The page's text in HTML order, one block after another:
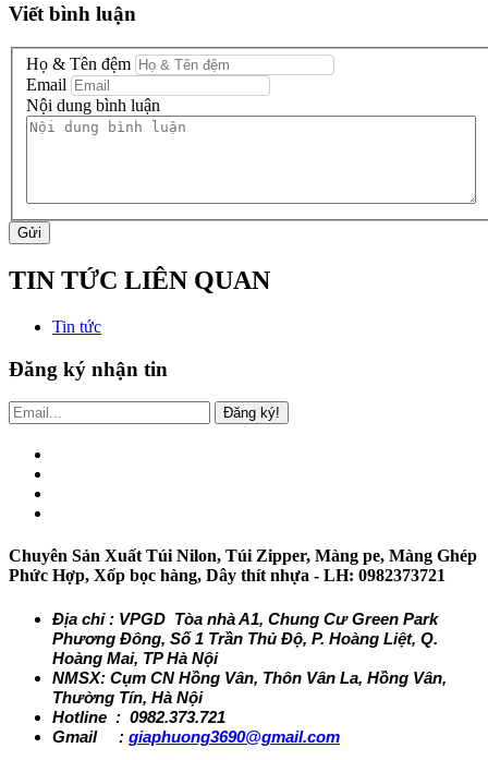
Viết bình luận
Họ & Tên đệm
Email
Nội dung bình luận
Gửi
TIN TỨC LIÊN QUAN
Tin tức
Đăng ký nhận tin
Đăng ký!
Chuyên Sản Xuất Túi Nilon, Túi Zipper, Màng pe, Màng Ghép
Phức Hợp, Xốp bọc hàng, Dây thít nhựa - LH: 0982373721
Địa chỉ : VPGD Tòa nhà A1, Chung Cư Green Park
Phương Đông, Số 1 Trần Thủ Độ, P. Hoàng Liệt, Q.
Hoàng Mai, TP Hà Nội
NMSX: Cụm CN Hồng Vân, Thôn Vân La, Hồng Vân,
Thường Tín, Hà Nội
Hotline : 0982.373.721
Gmail : giaphuong3690@gmail.com